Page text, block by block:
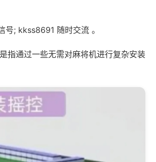
; kkss8691 随时交流 。
指通过一些无需对麻将机进行复杂安装